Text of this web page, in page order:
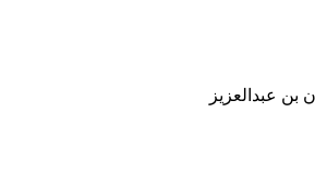
عبدالعزيز